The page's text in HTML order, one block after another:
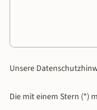
Unsere
Die mit einem Stern (*)